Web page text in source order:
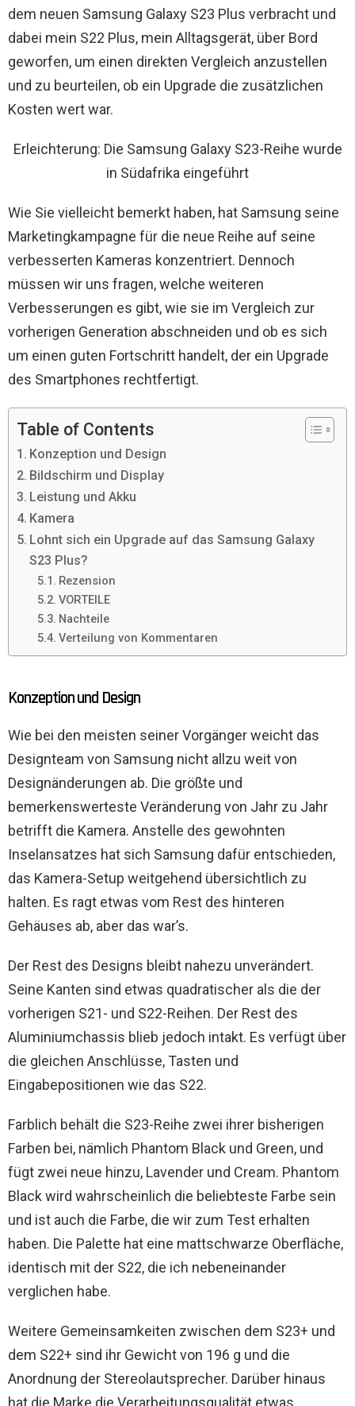
dem neuen Samsung Galaxy S23 Plus verbracht und
dabei mein S22 Plus, mein Alltagsgerät, über Bord
geworfen, um einen direkten Vergleich anzustellen
und zu beurteilen, ob ein Upgrade die zusätzlichen
Kosten wert war.
Erleichterung: Die Samsung Galaxy S23-Reihe wurde
in Südafrika eingeführt
Wie Sie vielleicht bemerkt haben, hat Samsung seine
Marketingkampagne für die neue Reihe auf seine
verbesserten Kameras konzentriert. Dennoch
müssen wir uns fragen, welche weiteren
Verbesserungen es gibt, wie sie im Vergleich zur
vorherigen Generation abschneiden und ob es sich
um einen guten Fortschritt handelt, der ein Upgrade
des Smartphones rechtfertigt.
Table of Contents
Konzeption und Design
Bildschirm und Display
Leistung und Akku
Kamera
Lohnt sich ein Upgrade auf das Samsung Galaxy
S23 Plus?
Rezension
VORTEILE
Nachteile
Verteilung von Kommentaren
Konzeption und Design
Wie bei den meisten seiner Vorgänger weicht das
Designteam von Samsung nicht allzu weit von
Designänderungen ab. Die größte und
bemerkenswerteste Veränderung von Jahr zu Jahr
betrifft die Kamera. Anstelle des gewohnten
Inselansatzes hat sich Samsung dafür entschieden,
das Kamera-Setup weitgehend übersichtlich zu
halten. Es ragt etwas vom Rest des hinteren
Gehäuses ab, aber das war’s.
Der Rest des Designs bleibt nahezu unverändert.
Seine Kanten sind etwas quadratischer als die der
vorherigen S21- und S22-Reihen. Der Rest des
Aluminiumchassis blieb jedoch intakt. Es verfügt über
die gleichen Anschlüsse, Tasten und
Eingabepositionen wie das S22.
Farblich behält die S23-Reihe zwei ihrer bisherigen
Farben bei, nämlich Phantom Black und Green, und
fügt zwei neue hinzu, Lavender und Cream. Phantom
Black wird wahrscheinlich die beliebteste Farbe sein
und ist auch die Farbe, die wir zum Test erhalten
haben. Die Palette hat eine mattschwarze Oberfläche,
identisch mit der S22, die ich nebeneinander
verglichen habe.
Weitere Gemeinsamkeiten zwischen dem S23+ und
dem S22+ sind ihr Gewicht von 196 g und die
Anordnung der Stereolautsprecher. Darüber hinaus
hat die Marke die Verarbeitungsqualität etwas